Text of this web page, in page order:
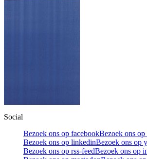
Social
Bezoek ons op facebookBezoek ons op
Bezoek ons op linkedinBezoek ons op
Bezoek ons op rss-feedBezoek ons op